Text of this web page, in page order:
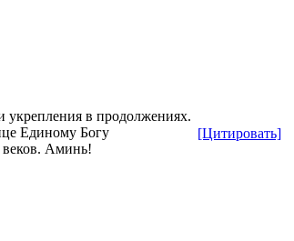
[Цитировать]
в продолжениях.
Единому Богу
веков. Аминь!